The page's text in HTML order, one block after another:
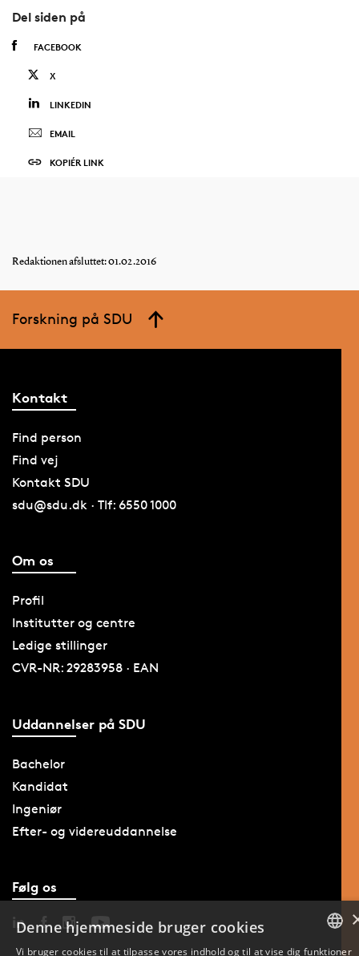
Del siden på
FACEBOOK
X
LINKEDIN
EMAIL
KOPIÉR LINK
Redaktionen afsluttet: 01.02.2016
Forskning på SDU
Kontakt
Find person
Find vej
Kontakt SDU
sdu@sdu.dk · Tlf: 6550 1000
Om os
Profil
Institutter og centre
Ledige stillinger
CVR-NR: 29283958 · EAN
Uddannelser på SDU
Bachelor
Kandidat
Ingeniør
Efter- og videreuddannelse
Følg os
Denne hjemmeside bruger cookies
Vi bruger cookies til at tilpasse vores indhold og til at vise dig funktioner